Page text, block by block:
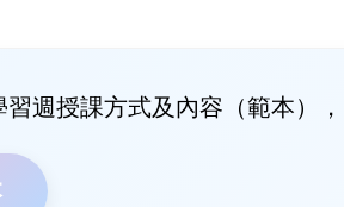
週授課方式及內容（範本）